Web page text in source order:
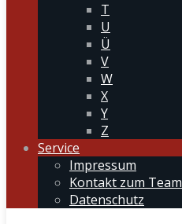
T
U
Ü
V
W
X
Y
Z
Service
Impressum
Kontakt zum Team
Datenschutz